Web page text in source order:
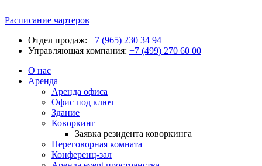
Расписание чартеров
Отдел продаж: +7 (965) 230 34 94
Управляющая компания: +7 (499) 270 60 00
О нас
Аренда
Аренда офиса
Офис под ключ
Здание
Коворкинг
Заявка резидента коворкинга
Переговорная комната
Конференц-зал